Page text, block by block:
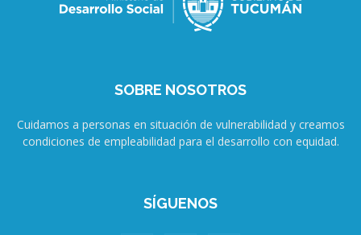
SOBRE NOSOTROS
Cuidamos a personas en situación de vulnerabilidad y creamos
condiciones de empleabilidad para el desarrollo con equidad.
SÍGUENOS